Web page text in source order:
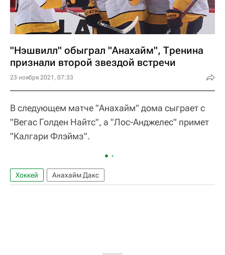
"Нэшвилл" обыграл "Анахайм", Тренина
признали второй звездой встречи
23 ноября 2021, 07:33
В следующем матче "Анахайм" дома сыграет с
"Вегас Голден Найтс", а "Лос-Анджелес" примет
"Калгари Флэймз".
Хоккей Анахайм Дакс